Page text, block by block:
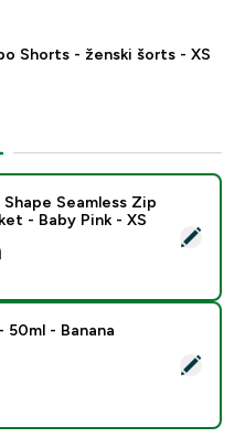
Shorts - ženski šorts - XS
Women's Shape Seamless
Shape Seamless Zip
- Baby Pink - XS
- 50ml - Banana
50ml - Banana